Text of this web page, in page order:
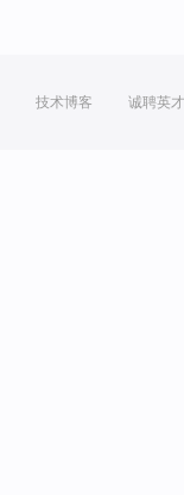
技术博客 诚聘英才